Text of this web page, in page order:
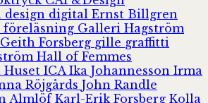
design digital Ernst Billgren
föreläsning Galleri Hagström
Geith Forsberg gille graffitti
Hall of Femmes
Huset ICA Ika Johannesson Irma
Röjgårds John Randle
Almlöf Karl-Erik Forsberg Kolla